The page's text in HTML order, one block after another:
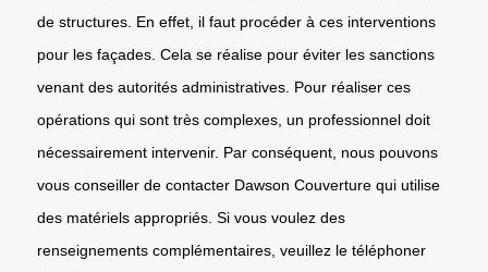
de structures. En effet, il faut procéder à ces interventions
pour les façades. Cela se réalise pour éviter les sanctions
venant des autorités administratives. Pour réaliser ces
opérations qui sont très complexes, un professionnel doit
nécessairement intervenir. Par conséquent, nous pouvons
vous conseiller de contacter Dawson Couverture qui utilise
des matériels appropriés. Si vous voulez des
renseignements complémentaires, veuillez le téléphoner